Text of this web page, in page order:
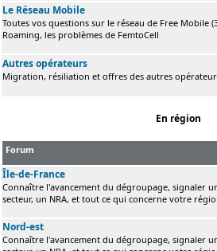
Le Réseau Mobile
Toutes vos questions sur le réseau de Free Mobile
Roaming, les problèmes de FemtoCell
Autres opérateurs
Migration, résiliation et offres des autres
En région
Forum
Île-de-France
Connaître l'avancement du dégroupage, signaler
secteur, un NRA, et tout ce qui concerne votre
Nord-est
Connaître l'avancement du dégroupage, signaler